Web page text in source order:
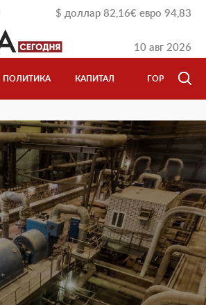
10 авг 2026
$ доллар 82,16€ евро 94,83
ПОЛИТИКА КАПИТАЛ ГОРОД